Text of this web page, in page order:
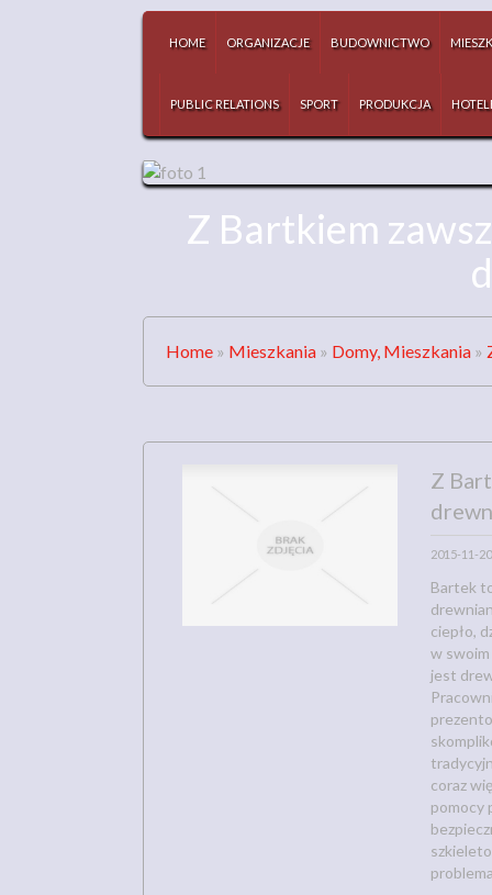
HOME ORGANIZACJE BUDOWNICTWO
PUBLIC RELATIONS SPORT PRODUKCJA
Z Bartkiem
Home » Mieszkania » Domy, Mieszkania »
Z
2015-11-20
Bartek
ciepło,
w swoim
jest
coraz
pomocy